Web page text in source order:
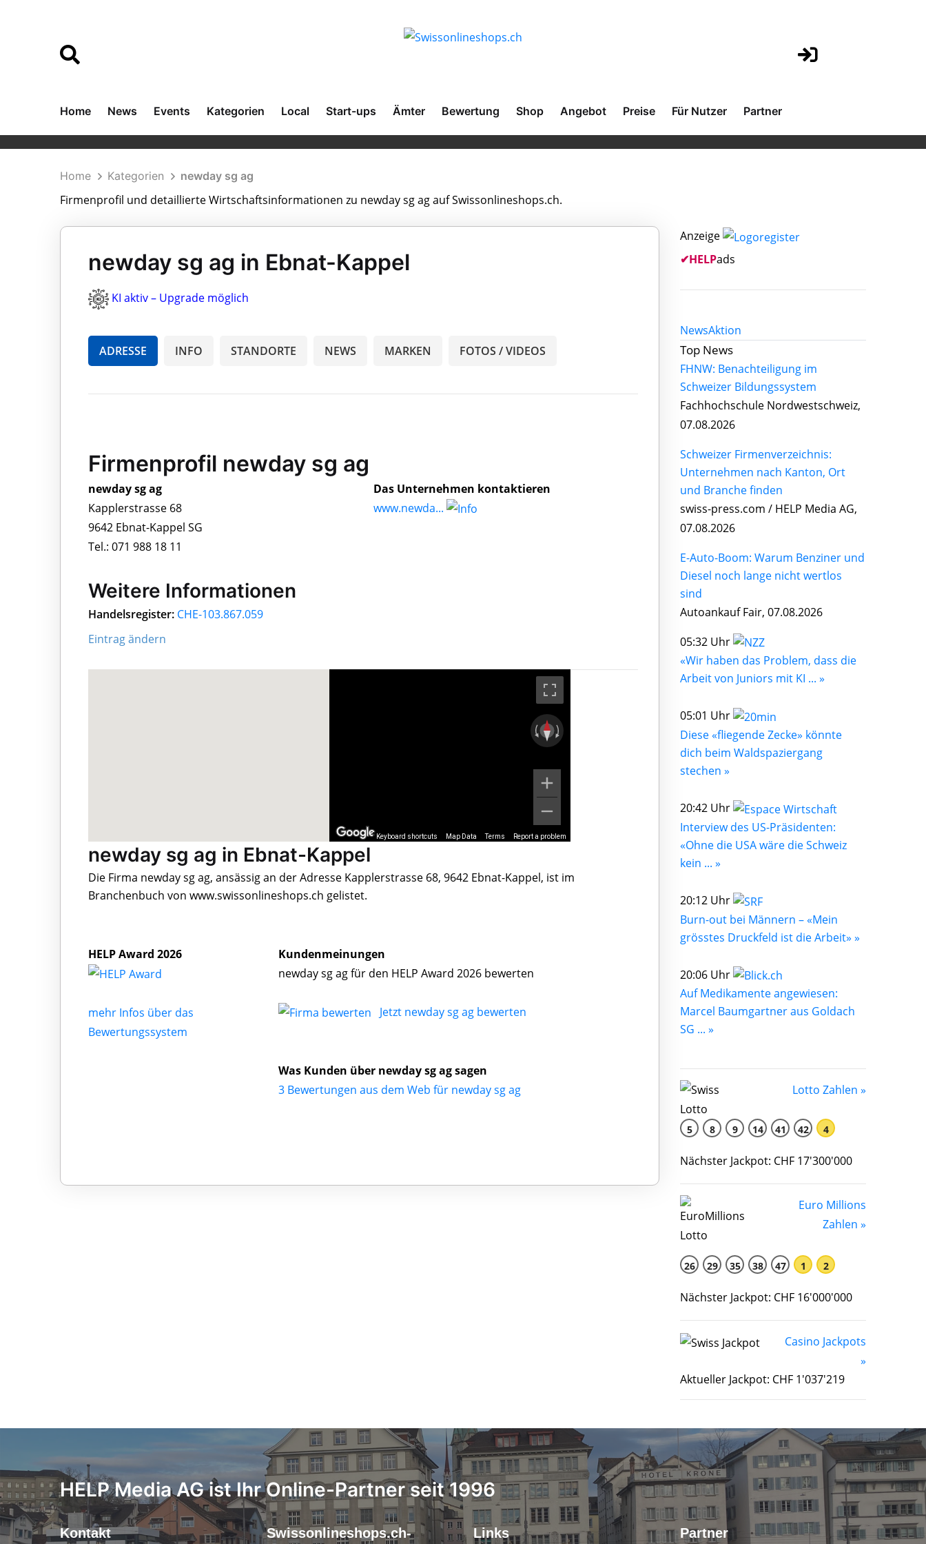
Home News Events Kategorien Local Start-ups Ämter Bewertung Shop Angebot Preise Für Nutzer Partner
Home Kategorien newday sg ag
Firmenprofil und detaillierte Wirtschaftsinformationen zu newday sg ag auf Swissonlineshops.ch.
newday sg ag in Ebnat-Kappel
KI aktiv – Upgrade möglich
ADRESSE INFO STANDORTE NEWS MARKEN FOTOS / VIDEOS
Firmenprofil newday sg ag
newday sg ag
Kapplerstrasse 68
9642 Ebnat-Kappel SG
Tel.: 071 988 18 11
Das Unternehmen kontaktieren
www.newda...
Weitere Informationen
Handelsregister: CHE-103.867.059
Eintrag ändern
Keyboard shortcuts Map Data Terms Report a problem
newday sg ag in Ebnat-Kappel
Die Firma newday sg ag, ansässig an der Adresse Kapplerstrasse 68, 9642 Ebnat-Kappel, ist im
Branchenbuch von www.swissonlineshops.ch gelistet.
HELP Award 2026
mehr Infos über das
Bewertungssystem
Kundenmeinungen
newday sg ag für den HELP Award 2026 bewerten
Jetzt newday sg ag bewerten
Was Kunden über newday sg ag sagen
3 Bewertungen aus dem Web für newday sg ag
Anzeige
✔HELPads
NewsAktion
Top News
FHNW: Benachteiligung im
Schweizer Bildungssystem
Fachhochschule Nordwestschweiz,
07.08.2026
Schweizer Firmenverzeichnis:
Unternehmen nach Kanton, Ort
und Branche finden
swiss-press.com / HELP Media AG,
07.08.2026
E-Auto-Boom: Warum Benziner und
Diesel noch lange nicht wertlos
sind
Autoankauf Fair, 07.08.2026
05:32 Uhr
«Wir haben das Problem, dass die
Arbeit von Juniors mit KI ... »
05:01 Uhr
Diese «fliegende Zecke» könnte
dich beim Waldspaziergang
stechen »
20:42 Uhr
Interview des US-Präsidenten:
«Ohne die USA wäre die Schweiz
kein ... »
20:12 Uhr
Burn-out bei Männern – «Mein
grösstes Druckfeld ist die Arbeit» »
20:06 Uhr
Auf Medikamente angewiesen:
Marcel Baumgartner aus Goldach
SG ... »
Lotto Zahlen »
5 8 9 14 41 42 4
Nächster Jackpot: CHF 17'300'000
Euro Millions
Zahlen »
26 29 35 38 47 1 2
Nächster Jackpot: CHF 16'000'000
Casino Jackpots
»
Aktueller Jackpot: CHF 1'037'219
HELP Media AG ist Ihr Online-Partner seit 1996
Kontakt Swissonlineshops.ch- Links Partner